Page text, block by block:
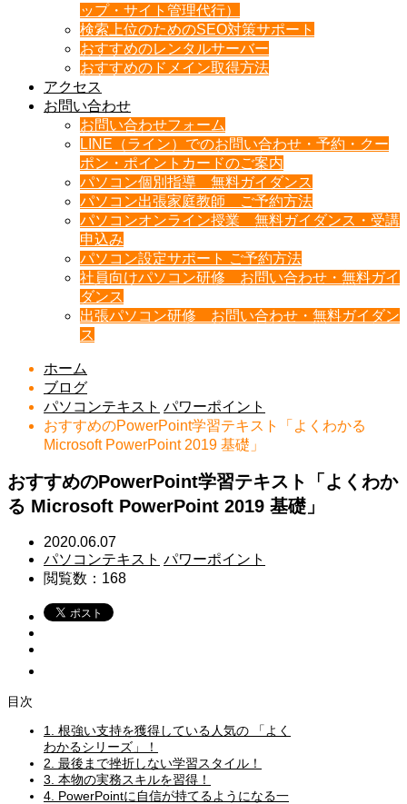
ップ・サイト管理代行）
検索上位のためのSEO対策サポート
おすすめのレンタルサーバー
おすすめのドメイン取得方法
アクセス
お問い合わせ
お問い合わせフォーム
LINE（ライン）でのお問い合わせ・予約・クー
ポン・ポイントカードのご案内
パソコン個別指導 無料ガイダンス
パソコン出張家庭教師 ご予約方法
パソコンオンライン授業 無料ガイダンス・受講
申込み
パソコン設定サポート ご予約方法
社員向けパソコン研修 お問い合わせ・無料ガイ
ダンス
出張パソコン研修 お問い合わせ・無料ガイダン
ス
ホーム
ブログ
パソコンテキスト パワーポイント
おすすめのPowerPoint学習テキスト「よくわかる
Microsoft PowerPoint 2019 基礎」
おすすめのPowerPoint学習テキスト「よくわか
る Microsoft PowerPoint 2019 基礎」
2020.06.07
パソコンテキスト パワーポイント
閲覧数：168
目次
1.
根強い支持を獲得している人気の 「よく
わかるシリーズ」！
2. 最後まで挫折しない学習スタイル！
3. 本物の実務スキルを習得！
4. PowerPointに自信が持てるようになる一